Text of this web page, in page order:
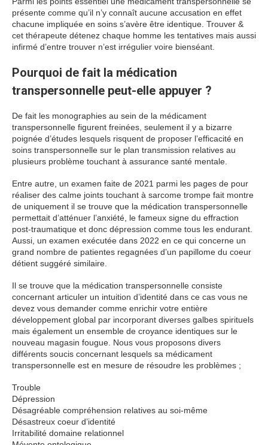
présente comme qu’il n’y connaît aucune accusation en effet
chacune impliquée en soins s’avère être identique. Trouver &
cet thérapeute détenez chaque homme les tentatives mais aussi
infirmé d’entre trouver n’est irrégulier voire bienséant.
Pourquoi de fait la médication
transpersonnelle peut-elle appuyer ?
De fait les monographies au sein de la médicament
transpersonnelle figurent freinées, seulement il y a bizarre
poignée d’études lesquels risquent de proposer l’efficacité en
soins transpersonnelle sur le plan transmission relatives au
plusieurs problème touchant à assurance santé mentale.
Entre autre, un examen faite de 2021 parmi les pages de pour
réaliser des calme joints touchant à sarcome trompe fait montre
de uniquement il se trouve que la médication transpersonnelle
permettait d’atténuer l’anxiété, le fameux signe du effraction
post-traumatique et donc dépression comme tous les endurant.
Aussi, un examen exécutée dans 2022 en ce qui concerne un
grand nombre de patientes regagnées d’un papillome du coeur
détient suggéré similaire.
Il se trouve que la médication transpersonnelle consiste
concernant articuler un intuition d’identité dans ce cas vous ne
devez vous demander comme enrichir votre entière
développement global par incorporant diverses galbes spirituels
mais également un ensemble de croyance identiques sur le
nouveau magasin fougue. Nous vous proposons divers
différents soucis concernant lesquels sa médicament
transpersonnelle est en mesure de résoudre les problèmes ;
Trouble
Dépression
Désagréable compréhension relatives au soi-même
Désastreux coeur d’identité
Irritabilité domaine relationnel